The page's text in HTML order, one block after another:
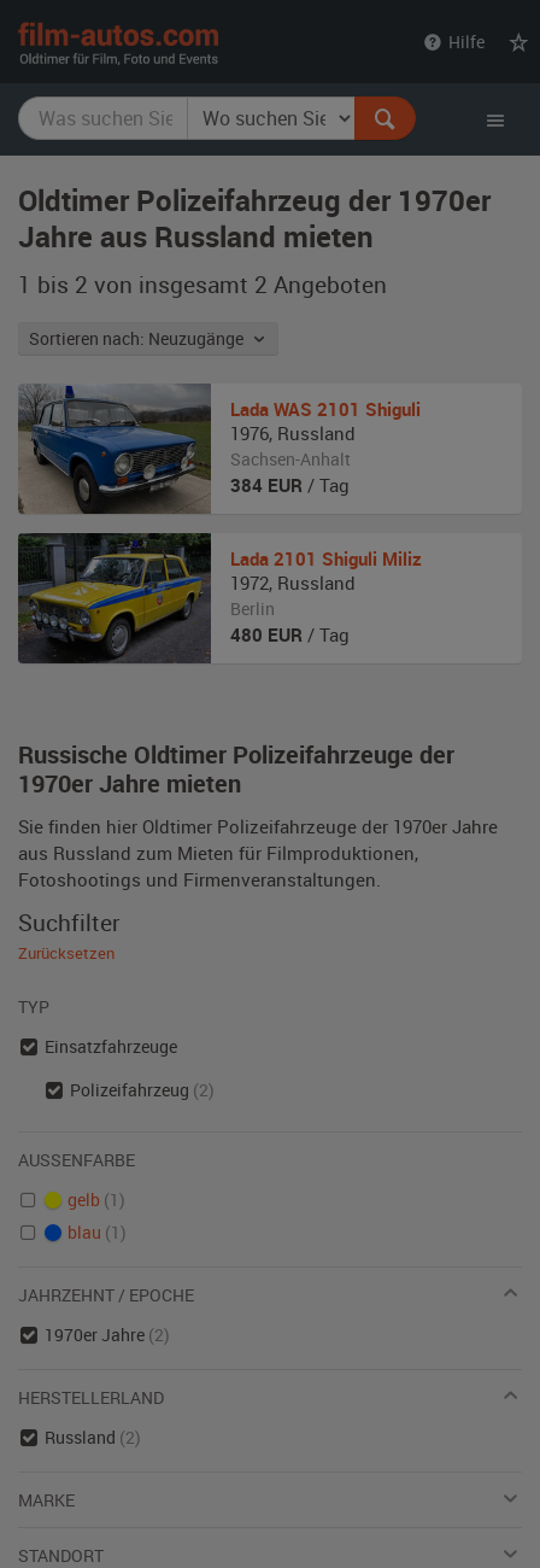
Hilfe
Oldtimer Polizeifahrzeug der 1970er
Jahre aus Russland mieten
1 bis 2 von insgesamt 2 Angeboten
Sortieren nach: Neuzugänge
Russische Oldtimer Polizeifahrzeuge der
1970er Jahre mieten
Sie finden hier Oldtimer Polizeifahrzeuge der 1970er Jahre
aus Russland zum Mieten für Filmproduktionen,
Fotoshootings und Firmenveranstaltungen.
Lada WAS 2101 Shiguli
1976, Russland
Sachsen-Anhalt
384 EUR / Tag
Lada 2101 Shiguli Miliz
1972, Russland
Berlin
480 EUR / Tag
Suchfilter
Zurücksetzen
TYP
Einsatzfahrzeuge
Polizeifahrzeug (2)
AUSSENFARBE
gelb (1)
blau (1)
JAHRZEHNT / EPOCHE
1970er Jahre (2)
HERSTELLERLAND
Russland (2)
MARKE
STANDORT